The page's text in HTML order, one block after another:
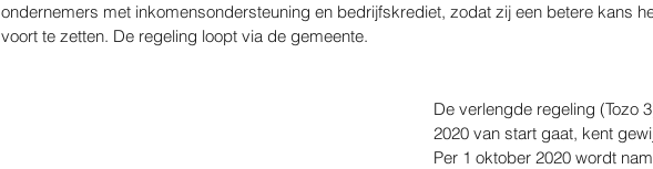
ondernemers met inkomensondersteuning en bedrijfskrediet, zodat zij een betere kans
voort te zetten. De regeling loopt via de gemeente.
De verlengde regeling (Tozo
2020 van start gaat, kent
Per 1 oktober 2020 wordt